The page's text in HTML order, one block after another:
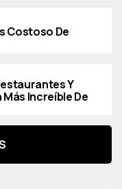
Costoso De
Y
Increíble De